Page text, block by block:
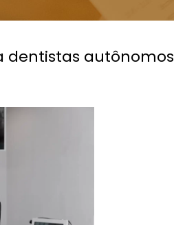
dentistas autônomos